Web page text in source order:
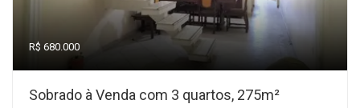
R$ 680.000
Sobrado à Venda com 3 quartos, 275m²